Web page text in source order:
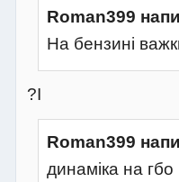
Roman399
На бензині
?І
Roman399
динаміка на